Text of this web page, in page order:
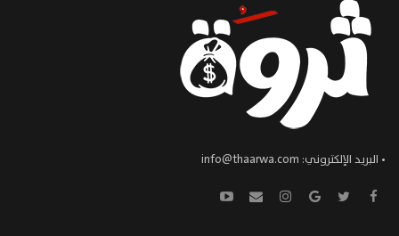
• البريد الإلكتروني: info@thaarwa.com